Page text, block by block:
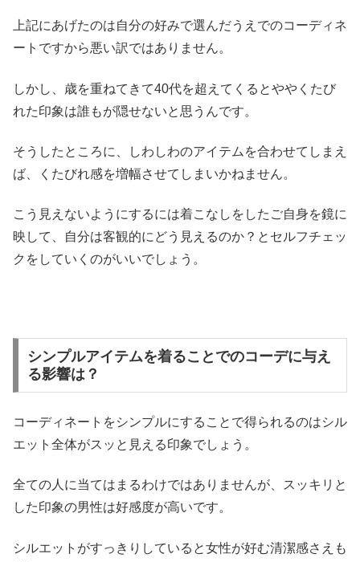
上記にあげたのは自分の好みで選んだうえでのコーディネ
ートですから悪い訳ではありません。
しかし、歳を重ねてきて40代を超えてくるとややくたび
れた印象は誰もが隠せないと思うんです。
そうしたところに、しわしわのアイテムを合わせてしまえ
ば、くたびれ感を増幅させてしまいかねません。
こう見えないようにするには着こなしをしたご自身を鏡に
映して、自分は客観的にどう見えるのか？とセルフチェッ
クをしていくのがいいでしょう。
シンプルアイテムを着ることでのコーデに与え
る影響は？
コーディネートをシンプルにすることで得られるのはシル
エット全体がスッと見える印象でしょう。
全ての人に当てはまるわけではありませんが、スッキリと
した印象の男性は好感度が高いです。
シルエットがすっきりしていると女性が好む清潔感さえも